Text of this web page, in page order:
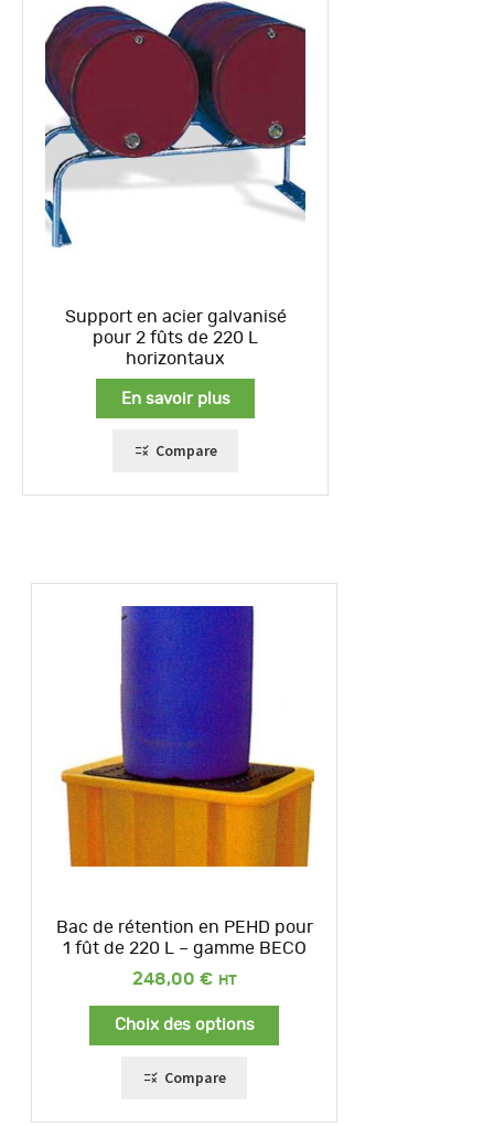
Support en acier galvanisé
pour 2 fûts de 220 L
horizontaux
En savoir plus
Compare
Bac de rétention en PEHD pour
1 fût de 220 L – gamme BECO
248,00 €
Choix des options
Compare